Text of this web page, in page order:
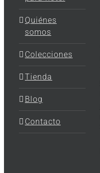
Quiénes
somos
Colecciones
Tienda
Blog
Contacto